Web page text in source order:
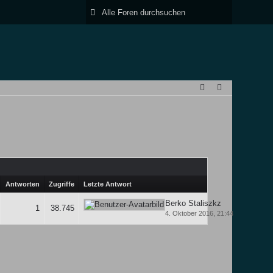
Antworten Zugriffe Letzte Antwort
1 38.745
Berko Staliszkz
4. Oktober 2016, 21:44